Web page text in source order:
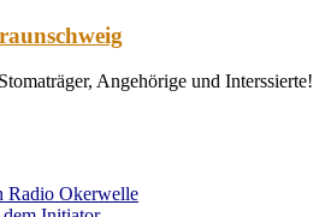
Angehörige und Interssierte!
Radio Okerwelle